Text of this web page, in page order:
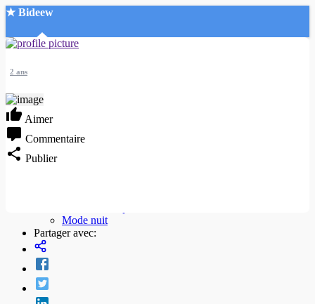
★ Bideew
Accueil
Mode nuit
2 ans
Aimer
Commentaire
Publier
Partager avec: